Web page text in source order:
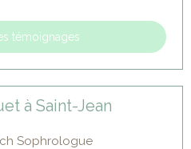
témoignages
à Saint-Jean
Sophrologue